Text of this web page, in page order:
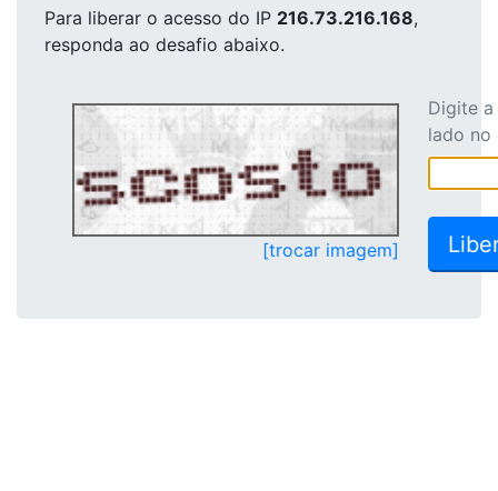
Para liberar o acesso do IP 216.73.216.168,
responda ao desafio abaixo.
[trocar imagem]
Digite
lado no